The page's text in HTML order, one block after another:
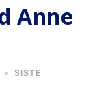
Anne
SISTE